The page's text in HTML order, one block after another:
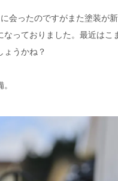
会ったのですがまた塗装が
なっておりました。最近はこ
ょうかね？